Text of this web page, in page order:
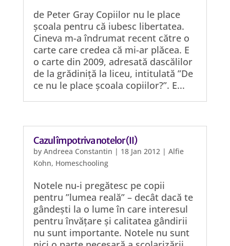
de Peter Gray Copiilor nu le place
școala pentru că iubesc libertatea.
Cineva m-a îndrumat recent către o
carte care credea că mi-ar plăcea. E
o carte din 2009, adresată dascălilor
de la grădiniță la liceu, intitulată ”De
ce nu le place școala copiilor?”. E...
Cazul împotriva notelor (II)
by Andreea Constantin | 18 Jan 2012| Alfie
Kohn, Homeschooling
Notele nu-i pregătesc pe copii
pentru ”lumea reală” – decât dacă te
gândești la o lume în care interesul
pentru învățare și calitatea gândirii
nu sunt importante. Notele nu sunt